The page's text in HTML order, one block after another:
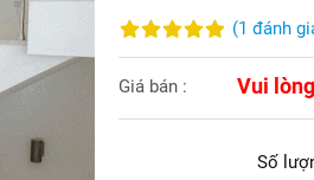
(1 đánh
Giá bán : Vui
Số